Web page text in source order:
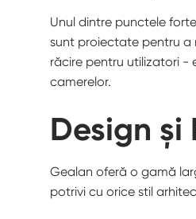
Unul dintre punctele
sunt proiectate pentru a
răcire pentru utilizatori -
camerelor.
Design și
Gealan oferă o gamă
potrivi cu orice stil